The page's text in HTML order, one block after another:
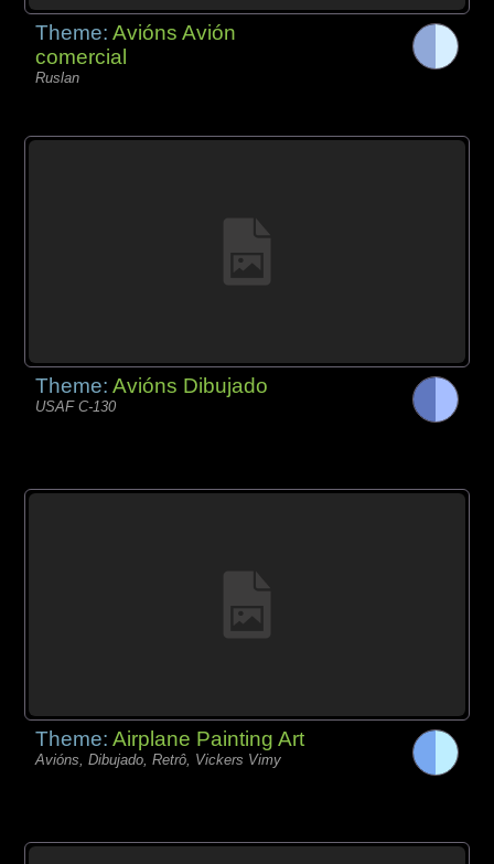
Theme:Avións Avión
comercial
Ruslan
Theme:Avións Dibujado
USAF C-130
Theme:Airplane Painting Art
Avións, Dibujado, Retrô, Vickers Vimy